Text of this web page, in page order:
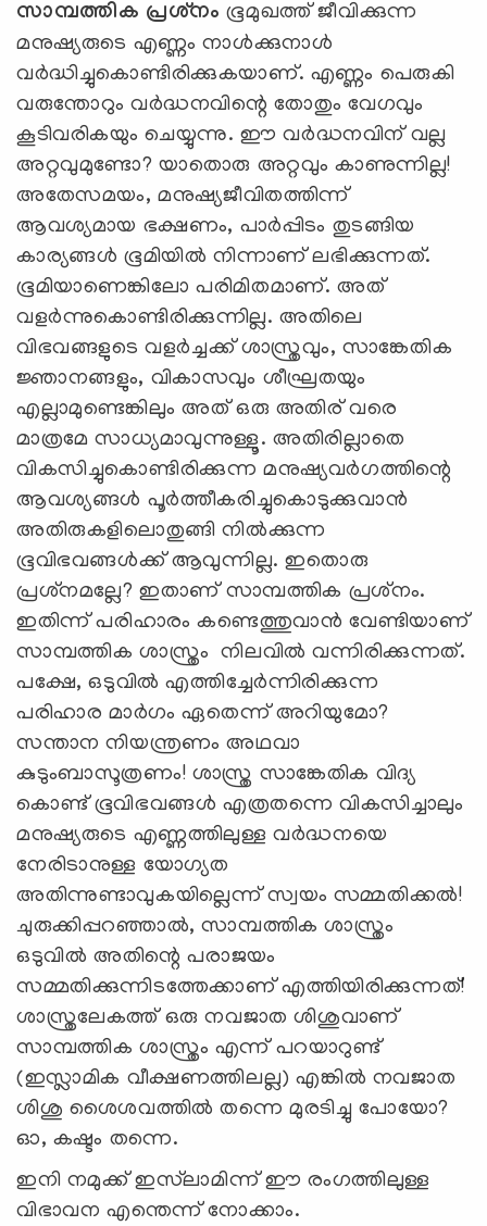
സാമ്പത്തിക പ്രശ്‌നം ഭൂമുഖത്ത് ജീവിക്കുന്ന
മനുഷ്യരുടെ എണ്ണം നാള്‍ക്കുനാള്‍
വര്‍ദ്ധിച്ചുകൊണ്ടിരിക്കുകയാണ്. എണ്ണം പെരുകി
വരുന്തോറും വര്‍ദ്ധനവിന്റെ തോതും വേഗവും
കൂടിവരികയും ചെയ്യുന്നു. ഈ വര്‍ദ്ധനവിന് വല്ല
അറ്റവുമുണ്ടോ? യാതൊരു അറ്റവും കാണുന്നില്ല!
അതേസമയം, മനുഷ്യജീവിതത്തിന്ന്
ആവശ്യമായ ഭക്ഷണം, പാര്‍പ്പിടം തുടങ്ങിയ
കാര്യങ്ങള്‍ ഭൂമിയില്‍ നിന്നാണ് ലഭിക്കുന്നത്.
ഭൂമിയാണെങ്കിലോ പരിമിതമാണ്. അത്
വളര്‍ന്നുകൊണ്ടിരിക്കുന്നില്ല. അതിലെ
വിഭവങ്ങളുടെ വളര്‍ച്ചക്ക് ശാസ്ത്രവും, സാങ്കേതിക
ജ്ഞാനങ്ങളും, വികാസവും ശീഘ്രതയും
എല്ലാമുണ്ടെങ്കിലും അത് ഒരു അതിര് വരെ
മാത്രമേ സാധ്യമാവുന്നുള്ളൂ. അതിരില്ലാതെ
വികസിച്ചുകൊണ്ടിരിക്കുന്ന മനുഷ്യവര്‍ഗത്തിന്റെ
ആവശ്യങ്ങള്‍ പൂര്‍ത്തീകരിച്ചുകൊടുക്കുവാന്‍
അതിരുകളിലൊതുങ്ങി നില്‍ക്കുന്ന
ഭൂവിഭവങ്ങള്‍ക്ക് ആവുന്നില്ല. ഇതൊരു
പ്രശ്‌നമല്ലേ? ഇതാണ് സാമ്പത്തിക പ്രശ്‌നം.
ഇതിന്ന് പരിഹാരം കണ്ടെത്തുവാന്‍ വേണ്ടിയാണ്
സാമ്പത്തിക ശാസ്ത്രം നിലവില്‍ വന്നിരിക്കുന്നത്.
പക്ഷേ, ഒടുവില്‍ എത്തിച്ചേര്‍ന്നിരിക്കുന്ന
പരിഹാര മാര്‍ഗം ഏതെന്ന് അറിയുമോ?
സന്താന നിയന്ത്രണം അഥവാ
കുടുംബാസൂത്രണം! ശാസ്ത്ര സാങ്കേതിക വിദ്യ
കൊണ്ട് ഭൂവിഭവങ്ങള്‍ എത്രതന്നെ വികസിച്ചാലും
മനുഷ്യരുടെ എണ്ണത്തിലുള്ള വര്‍ദ്ധനയെ
നേരിടാനുള്ള യോഗ്യത
അതിന്നുണ്ടാവുകയില്ലെന്ന് സ്വയം സമ്മതിക്കല്‍!
ചുരുക്കിപ്പറഞ്ഞാല്‍, സാമ്പത്തിക ശാസ്ത്രം
ഒടുവില്‍ അതിന്റെ പരാജയം
സമ്മതിക്കുന്നിടത്തേക്കാണ് എത്തിയിരിക്കുന്നത്!
ശാസ്ത്രലേകത്ത് ഒരു നവജാത ശിശുവാണ്
സാമ്പത്തിക ശാസ്ത്രം എന്ന് പറയാറുണ്ട്
(ഇസ്ലാമിക വീക്ഷണത്തിലല്ല) എങ്കില്‍ നവജാത
ശിശു ശൈശവത്തില്‍ തന്നെ മുരടിച്ചു പോയോ?
ഓ, കഷ്ടം തന്നെ.
ഇനി നമുക്ക് ഇസ്‌ലാമിന്ന് ഈ രംഗത്തിലുള്ള
വിഭാവന എന്തെന്ന് നോക്കാം.